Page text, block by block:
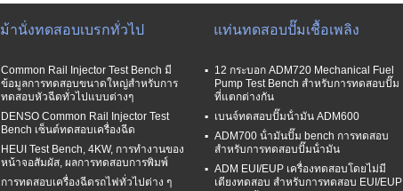
ม้านั่งทดสอบเบรกทั่วไป
Common Rail Injector Test Bench มี
ข้อมูลการทดสอบขนาดใหญ่สำหรับการ
ทดสอบหัวฉีดทั่วไปแบบต่างๆ
DENSO Common Rail Injector Test
Bench เซ็นต์ทดสอบเครื่องฉีด
HEUI Test Bench, 4KW, การทำงานของ
หน้าจอสัมผัส, ผลการทดสอบการพิมพ์
การทดสอบเครื่องฉีดรถไฟทั่วไปต่าง ๆ
แท่นทดสอบปั๊มเชื้อเพลิง
12 กระบอก ADM720 Mechanical Fuel
Pump Test Bench สําหรับการทดสอบปั๊ม
ที่แตกต่างกัน
เบนจ์ทดสอบปั๊มน้ํามัน ADM600
ADM700 น้ํามันปั๊ม bench การทดสอบ
สําหรับการทดสอบปั๊มน้ํามัน
ADM EUI/EUP เครื่องทดสอบโดยไม่มี
เตียงทดสอบ สําหรับการทดสอบ EUI/EUP